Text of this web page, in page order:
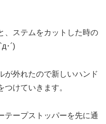
、ステムをカットした時の
･´)
が外れたので新しいハンド
けていきます。
テープストッパーを先に通